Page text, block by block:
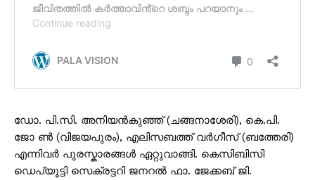
ഡോ. പി.സി. അനിയൻകുഞ്ഞ് (ചങ്ങനാശേരി), കെ.പി.
ജോ ൺ (വിജയപുരം), എലിസബത്ത് വർഗീസ് (ബത്തേരി)
എന്നിവർ പുരസ്ക‌ാരങ്ങൾ ഏറ്റുവാങ്ങി. കെസിബിസി
ഡെപ്യൂട്ടി സെക്രട്ടറി ജനറൽ ഫാ. ജേക്കബ് ജി.